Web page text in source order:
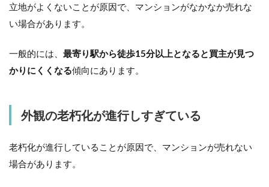
立地がよくないことが原因で、マンションがなかなか売れな
い場合があります。
一般的には、 最寄り駅から徒歩15分以上となると買主が見つ
かりにくくなる傾向にあります。
外観の老朽化が進行しすぎている
老朽化が進行していることが原因で、マンションが売れない
場合があります。